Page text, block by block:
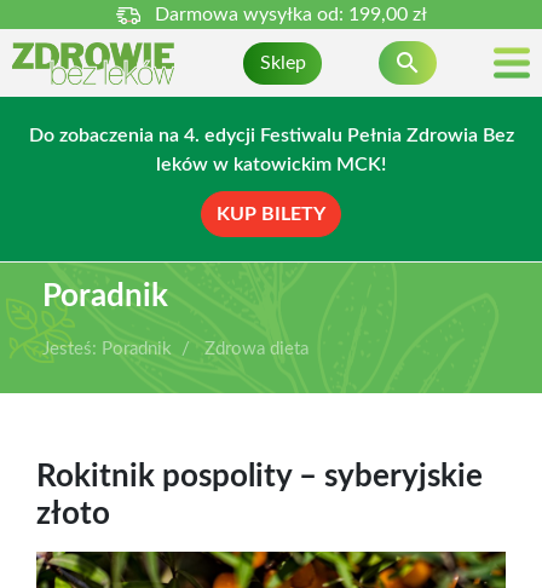
Darmowa wysyłka od: 199,00 zł
Sklep 
Do zobaczenia na 4. edycji Festiwalu Pełnia Zdrowia Bez
leków w katowickim MCK!
KUP BILETY
Poradnik
Jesteś: Poradnik Zdrowa dieta
Rokitnik pospolity – syberyjskie
złoto